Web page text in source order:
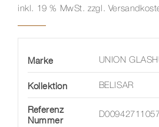
inkl. 19 % MwSt. zzgl.
Marke UNION
Kollektion BELISAR
Referenz
Nummer